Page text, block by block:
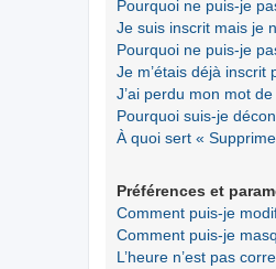
Pourquoi ne puis-je
Je suis inscrit mais je
Pourquoi ne puis-je
Je m’étais déjà
J’ai perdu mon mot
Pourquoi suis-je
À quoi sert «
Préférences et
Comment puis-je
Comment puis-je
L’heure n’est pas